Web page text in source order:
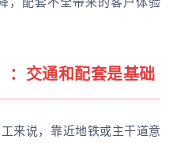
：交通和配套是基础
来说，靠近地铁或主干道意